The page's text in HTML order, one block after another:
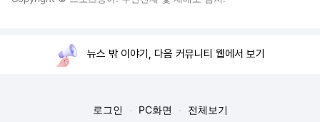
다음뉴스 서비스안내 24시간 뉴스센터